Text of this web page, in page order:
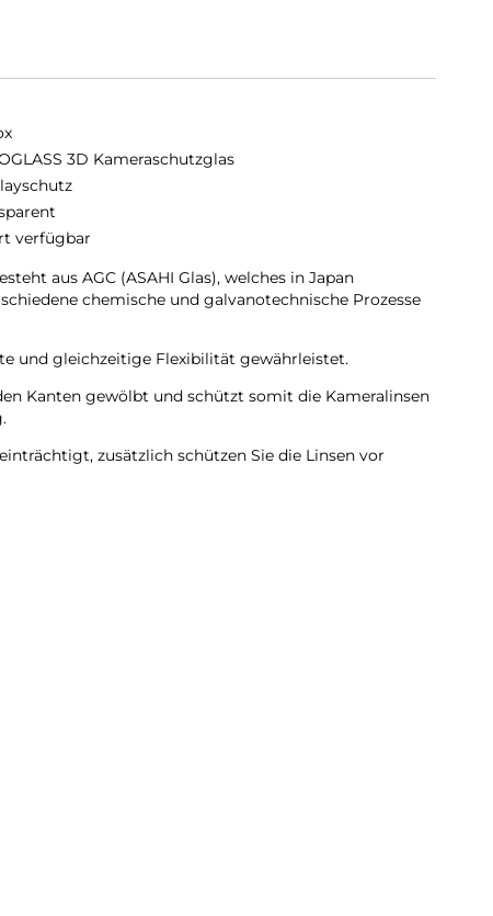
3D Kameraschutzglas
verfügbar
aus AGC (ASAHI Glas), welches in Japan
chemische und galvanotechnische Prozesse
und gleichzeitige Flexibilität gewährleistet.
Kanten gewölbt und schützt somit die Kameralinsen
zusätzlich schützen Sie die Linsen vor